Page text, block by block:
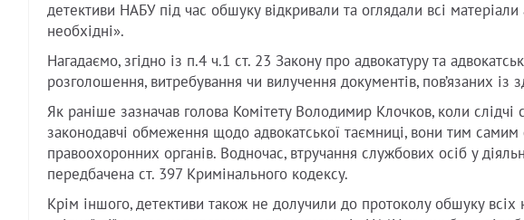
детективи НАБУ під час обшуку відкривали та оглядали всі
необхідні».
Нагадаємо, згідно із п.4 ч.1 ст. 23 Закону про адвокатуру та
розголошення, витребування чи вилучення документів, пов’язаних із
Як раніше зазначав голова Комітету Володимир Клочков, коли
законодавчі обмеження щодо адвокатської таємниці, вони тим самим
правоохоронних органів. Водночас, втручання службових осіб у
передбачена ст. 397 Кримінального кодексу.
Крім іншого, детективи також не долучили до протоколу обшуку всіх